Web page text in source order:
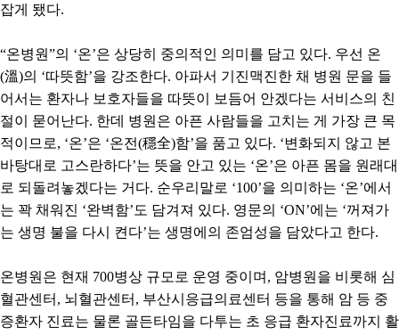
잡게 됐다.
“온병원”의 ‘온’은 상당히 중의적인 의미를 담고 있다. 우선 온
(溫)의 ‘따뜻함’을 강조한다. 아파서 기진맥진한 채 병원 문을 들
어서는 환자나 보호자들을 따뜻이 보듬어 안겠다는 서비스의 친
절이 묻어난다. 한데 병원은 아픈 사람들을 고치는 게 가장 큰 목
적이므로, ‘온’은 ‘온전(穩全)함’을 품고 있다. ‘변화되지 않고 본
바탕대로 고스란하다’는 뜻을 안고 있는 ‘온’은 아픈 몸을 원래대
로 되돌려놓겠다는 거다. 순우리말로 ‘100’을 의미하는 ‘온’에서
는 꽉 채워진 ‘완벽함’도 담겨져 있다. 영문의 ‘ON’에는 ‘꺼져가
는 생명 불을 다시 켠다’는 생명에의 존엄성을 담았다고 한다.
온병원은 현재 700병상 규모로 운영 중이며 , 암병원을 비롯해 심
혈관센터 , 뇌혈관센터 , 부산시응급의료센터 등을 통해 암 등 중
증환자 진료는 물론 골든타임을 다투는 초 응급 환자진료까지 활